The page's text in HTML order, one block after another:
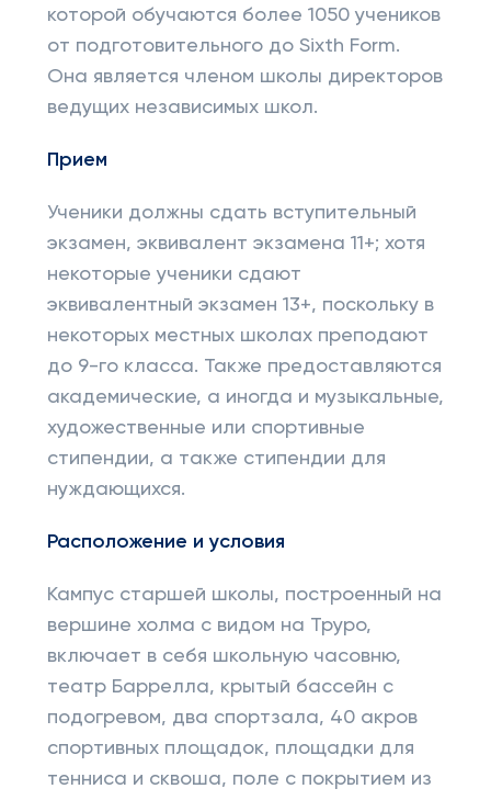
которой обучаются более 1050 учеников
от подготовительного до Sixth Form.
Она является членом школы директоров
ведущих независимых школ.
Прием
Ученики должны сдать вступительный
экзамен, эквивалент экзамена 11+; хотя
некоторые ученики сдают
эквивалентный экзамен 13+, поскольку в
некоторых местных школах преподают
до 9-го класса. Также предоставляются
академические, а иногда и музыкальные,
художественные или спортивные
стипендии, а также стипендии для
нуждающихся.
Расположение и условия
Кампус старшей школы, построенный на
вершине холма с видом на Труро,
включает в себя школьную часовню,
театр Баррелла, крытый бассейн с
подогревом, два спортзала, 40 акров
спортивных площадок, площадки для
тенниса и сквоша, поле с покрытием из